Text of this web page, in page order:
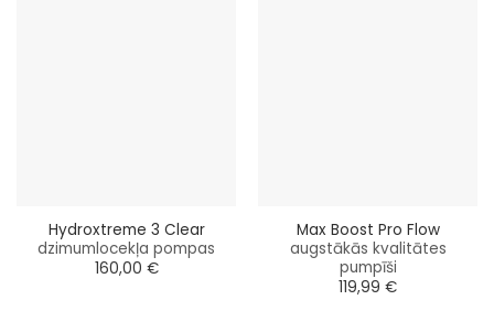
Hydroxtreme 3 Clear
dzimumlocekļa pompas
160,00 €
Max Boost Pro Flow
augstākās kvalitātes
pumpīši
119,99 €